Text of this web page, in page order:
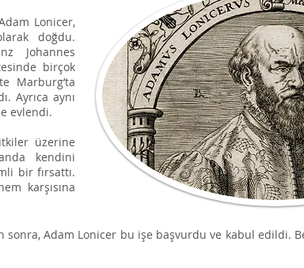
Lonicer,
doğdu.
Johannes
birçok
Marburg’ta
Ayrıca aynı
evlendi.
üzerine
kendini
bir fırsattı.
karşısına
Adam Lonicer bu işe başvurdu ve kabul edildi.